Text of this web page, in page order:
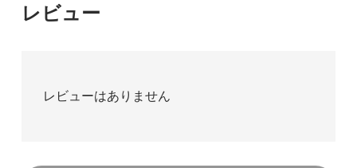
レビュー
レビューはありません